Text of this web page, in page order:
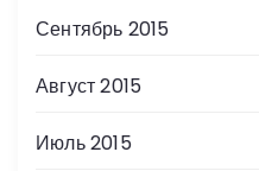
Сентябрь 2015
Август 2015
Июль 2015